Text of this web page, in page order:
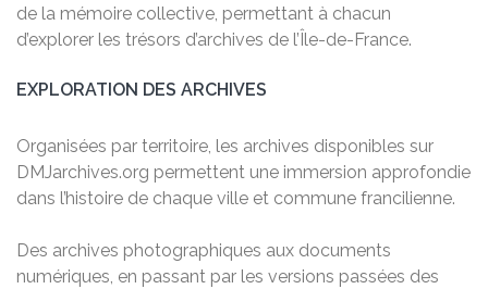
de la mémoire collective, permettant à chacun
d’explorer les trésors d’archives de l’Île-de-France.
EXPLORATION DES ARCHIVES
Organisées par territoire, les archives disponibles sur
DMJarchives.org permettent une immersion approfondie
dans l’histoire de chaque ville et commune francilienne.
Des archives photographiques aux documents
numériques, en passant par les versions passées des